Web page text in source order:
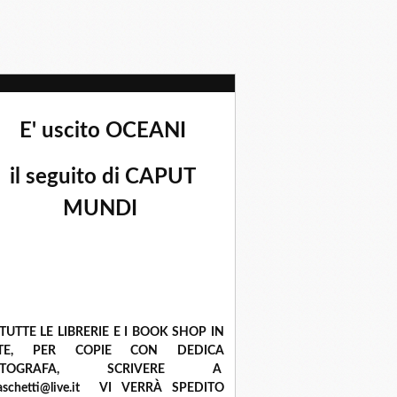
E' uscito OCEANI
il seguito di CAPUT
MUNDI
LE LIBRERIE E I BOOK SHOP IN
PER COPIE CON DEDICA
SCRIVERE A
VI VERRÀ SPEDITO